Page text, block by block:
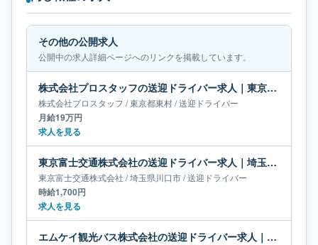
その他の公開求人
公開中の求人詳細ページへのリンクを掲載しています。
株式会社プロスタッフの送迎ドライバー求人｜東京都東村｜月給19万円
株式会社プロスタッフ /東京都東村/送迎ドライバー
月給19万円
求人を見る
東京富士交通株式会社の送迎ドライバー求人｜埼玉県川口市
東京富士交通株式会社 /埼玉県川口市/送迎ドライバー
時給1,700円
求人を見る
エムケイ観光バス株式会社の送迎ドライバー求人｜愛知県豊田市｜月給38万-61万円